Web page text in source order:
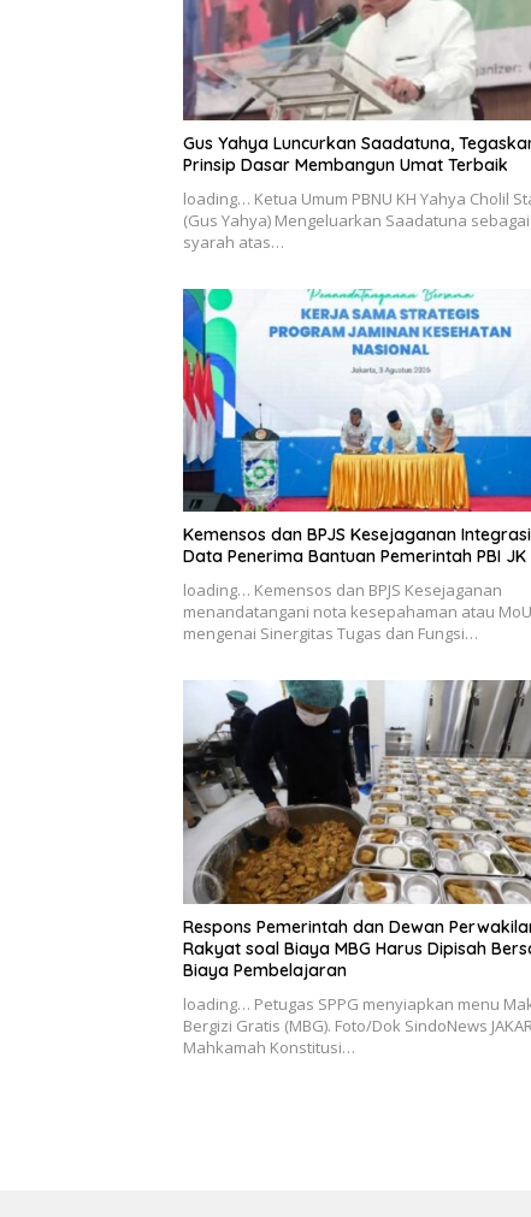
Gus Yahya Luncurkan Saadatuna,
Prinsip Dasar Membangun Umat Terbaik
loading… Ketua Umum PBNU KH Yahya Cholil
(Gus Yahya) Mengeluarkan Saadatuna sebagai
syarah atas…
Kemensos dan BPJS Kesejaganan
Data Penerima Bantuan Pemerintah PBI JK
loading… Kemensos dan BPJS Kesejaganan
menandatangani nota kesepahaman atau MoU
mengenai Sinergitas Tugas dan Fungsi…
Respons Pemerintah dan Dewan
Rakyat soal Biaya MBG Harus Dipisah
Biaya Pembelajaran
loading… Petugas SPPG menyiapkan menu
Bergizi Gratis (MBG). Foto/Dok SindoNews
Mahkamah Konstitusi…